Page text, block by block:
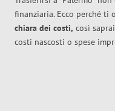
finanziaria. Ecco perché ti
chiara dei costi, così
costi nascosti o spese